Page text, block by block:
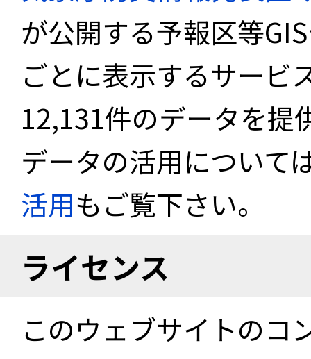
が公開する予報区等
ごとに表示するサービ
12,131件のデータを提
データの活用について
活用もご覧下さい。
ライセンス
このウェブサイトのコ